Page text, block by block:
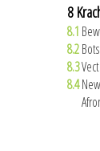
8
8.1
8.2
8.3
8.4